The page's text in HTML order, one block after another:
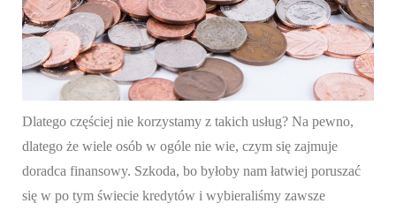
Dlatego częściej nie korzystamy z takich usług? Na pewno,
dlatego że wiele osób w ogóle nie wie, czym się zajmuje
doradca finansowy. Szkoda, bo byłoby nam łatwiej poruszać
się w po tym świecie kredytów i wybieraliśmy zawsze